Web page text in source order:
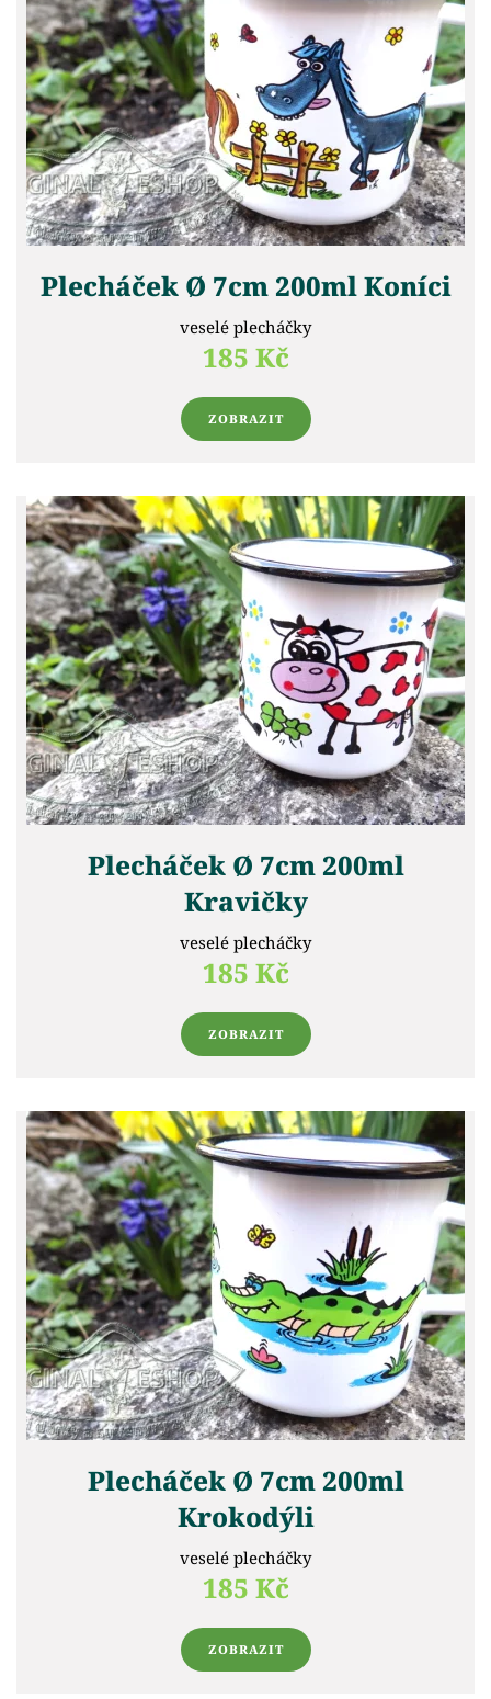
Plecháček Ø 7cm 200ml Koníci
veselé plecháčky
185 Kč
ZOBRAZIT
Plecháček Ø 7cm 200ml
Kravičky
veselé plecháčky
185 Kč
ZOBRAZIT
Plecháček Ø 7cm 200ml
Krokodýli
veselé plecháčky
185 Kč
ZOBRAZIT